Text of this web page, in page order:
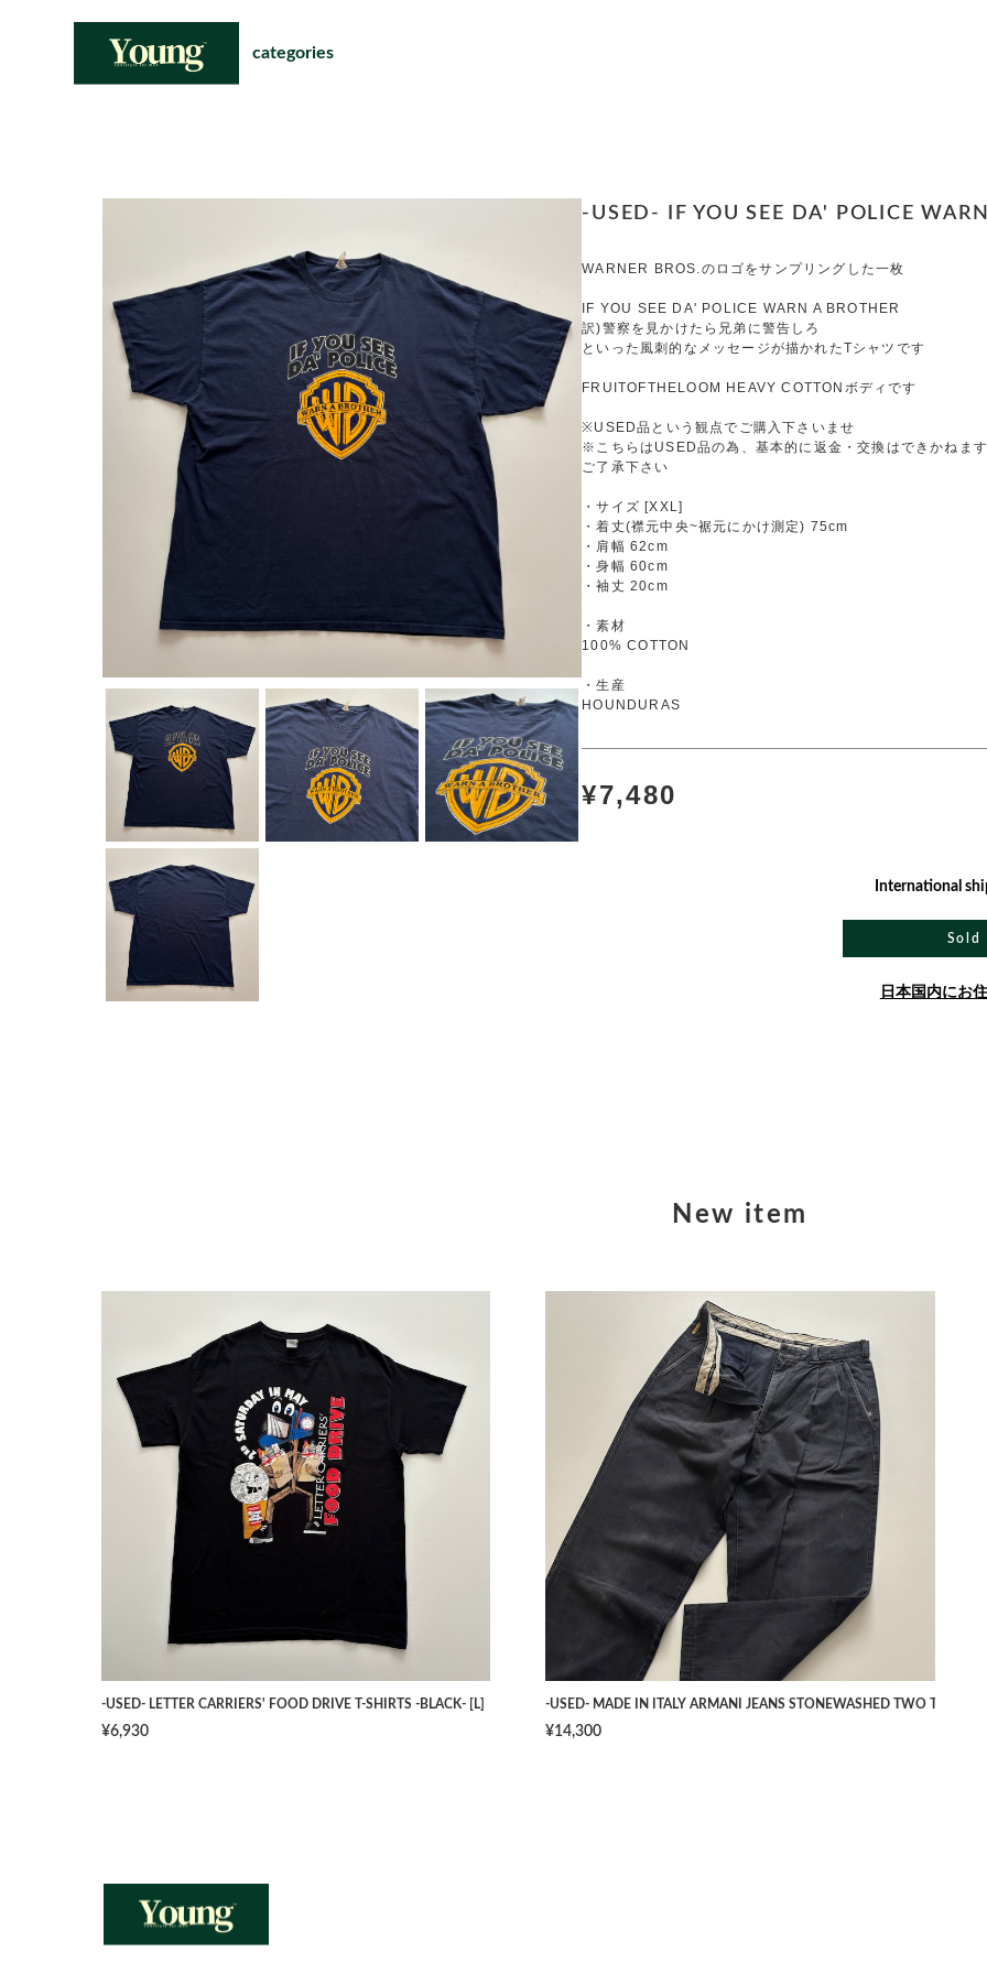
categories
-USED- IF YOU SEE DA' POLICE
WARNER BROS.のロゴをサンプリングした一枚
IF YOU SEE DA' POLICE WARN A BROTHER
訳)警察を見かけたら兄弟に警告しろ
といった風刺的なメッセージが描かれたTシャツです
FRUITOFTHELOOM HEAVY COTTONボディです
※USED品という観点でご購入下さいませ
※こちらはUSED品の為、基本的に返金・交換はできかねます
ご了承下さい
・サイズ [XXL]
・着丈(襟元中央~裾元にかけ測定) 75cm
・肩幅 62cm
・身幅 60cm
・袖丈 20cm
・素材
100% COTTON
・生産
HOUNDURAS
¥7,480
International
Sold
日本国内にお
New item
-USED- LETTER CARRIERS' FOOD DRIVE T-SHIRTS -BLACK- [L]
¥6,930
-USED- MADE IN ITALY ARMANI JEANS STONEWASHED TWO TUCK
¥14,300